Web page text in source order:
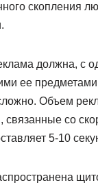
скопления
должна, с
ее предметами
Объем
связанные со
5-10